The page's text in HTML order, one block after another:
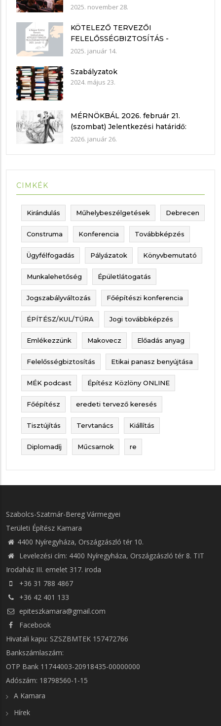
2025.11.21.
2025. november 28.
KÖTELEZŐ TERVEZŐI
FELELŐSSÉGBIZTOSÍTÁS -
nyilatkozat mintákkal
2025. január 14.
Szabályzatok
2024. május 23.
MÉRNÖKBÁL 2026. február 21.
(szombat) Jelentkezési határidő:
2026. február 15.
2026. január 26.
CIMKÉK
Kirándulás Műhelybeszélgetések Debrecen
Construma Konferencia Továbbképzés
Ügyfélfogadás Pályázatok Könyvbemutató
Munkalehetőség Épületlátogatás
Jogszabályváltozás Főépítészi konferencia
ÉPÍTÉSZ/KUL/TÚRA Jogi továbbképzés
Emlékezzünk Makovecz Előadás anyag
Felelősségbiztosítás Etikai panasz benyújtása
MÉK podcast Építész Közlöny ONLINE
Főépítész eredeti tervező keresés
Tisztújítás Tervtanács Kiállítás
Diplomadíj Műcsarnok re
Szabolcs-Szatmár-Bereg Vármegyei
Területi Építész Kamara
4400 Nyíregyháza, Országzászló tér 10.
Levelezési cím: 4400 Nyíregyháza, Országzászló tér 8. TIT
Irodaház III. emelet 317. iroda
+36 31 788 4867
+36 42 401 133
epiteszkamara@gmail.com
Facebook
Hivatali kapu: SZSZBMTEK 157472766
Bankszámlaszám:
OTP Bank 11744003-20918435-00000000
Adószám: 18798560-1-15
A Kamara
Hírek